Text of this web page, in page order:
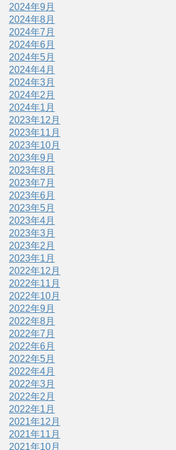
2024年9月
2024年8月
2024年7月
2024年6月
2024年5月
2024年4月
2024年3月
2024年2月
2024年1月
2023年12月
2023年11月
2023年10月
2023年9月
2023年8月
2023年7月
2023年6月
2023年5月
2023年4月
2023年3月
2023年2月
2023年1月
2022年12月
2022年11月
2022年10月
2022年9月
2022年8月
2022年7月
2022年6月
2022年5月
2022年4月
2022年3月
2022年2月
2022年1月
2021年12月
2021年11月
2021年10月